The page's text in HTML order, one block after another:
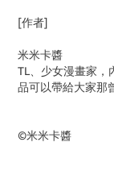
[作者]
米米卡醬
TL、少女漫畫家，
品可以帶給大家那
©米米卡醬